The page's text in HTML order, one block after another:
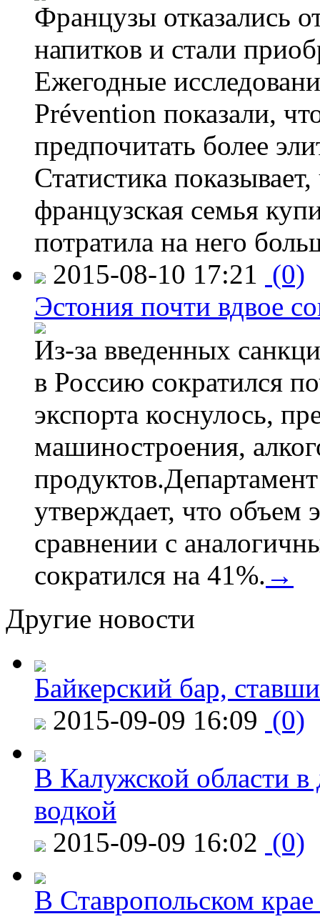
Французы отказались
напитков и стали
Ежегодные
Prévention показали,
предпочитать более
Статистика
французская семья
потратила на него
2015-08-10 17:21 (0)
Эстония почти вдвое
Из-за введенных
в Россию сократился
экспорта коснулось,
машиностроения,
утверждает, что объем
сравнении с
сократился на 41%. →
Другие новости
Байкерский бар,
2015-09-09 16:09 (0)
В Калужской области в
водкой
2015-09-09 16:02 (0)
В Ставропольском